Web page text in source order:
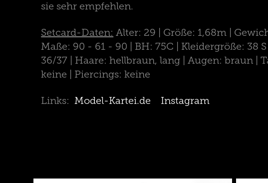
sie sehr empfehlen.
Setcard-Daten: Alter: 29 | Größe: 1,68m |
Maße: 90 - 61 - 90 | BH: 75C | Kleidergröße: 38
36/37 | Haare: hellbraun, lang | Augen: braun |
keine | Piercings: keine
Links: Model-Kartei.de Instagram